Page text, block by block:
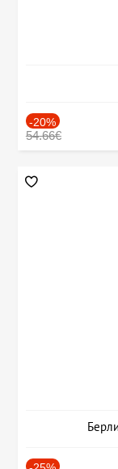
-20%
54.66€